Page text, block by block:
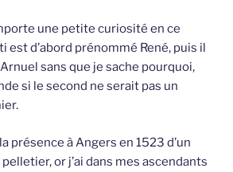
une petite curiosité en ce
est d’abord prénommé René, puis il
sans que je sache pourquoi,
si le second ne serait pas un
présence à Angers en 1523 d’un
or j’ai dans mes ascendants